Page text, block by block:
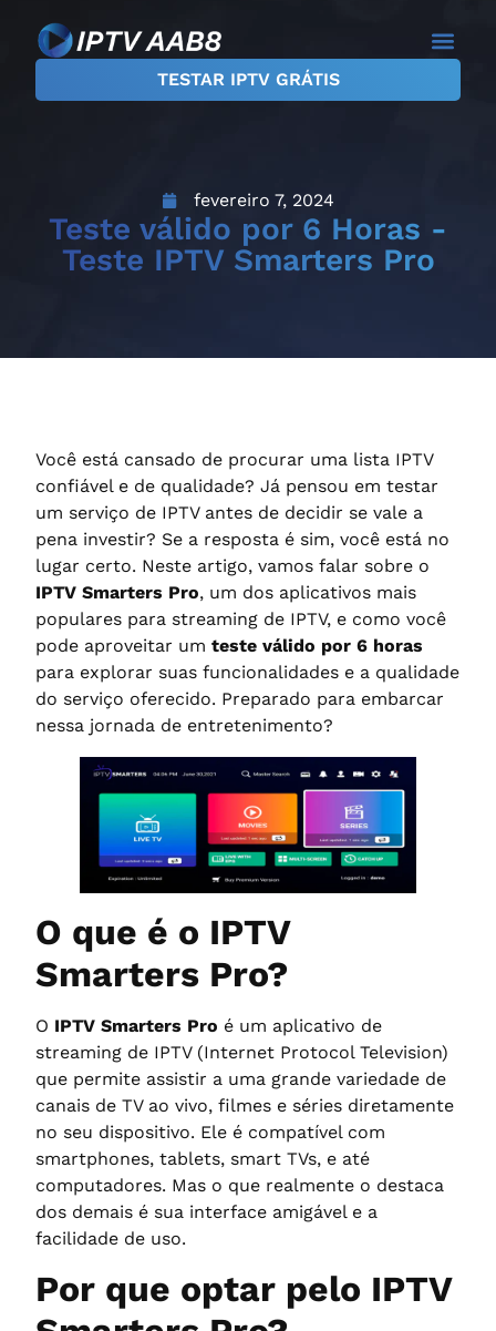
TESTAR IPTV GRÁTIS
fevereiro 7, 2024
Teste válido por 6 Horas -
Teste IPTV Smarters Pro
Você está cansado de procurar uma lista IPTV
confiável e de qualidade? Já pensou em testar
um serviço de IPTV antes de decidir se vale a
pena investir? Se a resposta é sim, você está no
lugar certo. Neste artigo, vamos falar sobre o
IPTV Smarters Pro, um dos aplicativos mais
populares para streaming de IPTV, e como você
pode aproveitar um teste válido por 6 horas
para explorar suas funcionalidades e a qualidade
do serviço oferecido. Preparado para embarcar
nessa jornada de entretenimento?
O que é o IPTV
Smarters Pro?
O IPTV Smarters Pro é um aplicativo de
streaming de IPTV (Internet Protocol Television)
que permite assistir a uma grande variedade de
canais de TV ao vivo, filmes e séries diretamente
no seu dispositivo. Ele é compatível com
smartphones, tablets, smart TVs, e até
computadores. Mas o que realmente o destaca
dos demais é sua interface amigável e a
facilidade de uso.
Por que optar pelo IPTV